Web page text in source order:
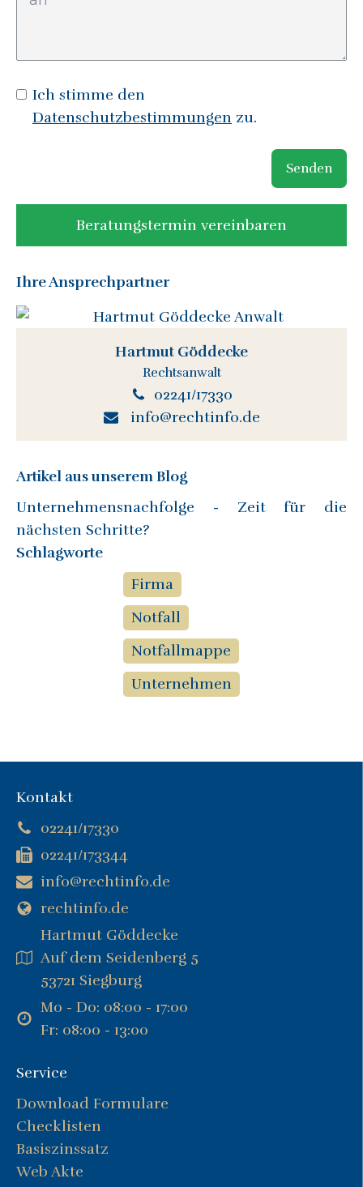
Ich stimme den
Datenschutzbestimmungen zu.
Senden
Beratungstermin vereinbaren
Ihre Ansprechpartner
Hartmut Göddecke
Rechtsanwalt
02241/17330
info@rechtinfo.de
Artikel aus unserem Blog
Unternehmensnachfolge - Zeit für die
nächsten Schritte?
Schlagworte
Firma
Notfall
Notfallmappe
Unternehmen
Kontakt
02241/17330
02241/173344
info@rechtinfo.de
rechtinfo.de
Hartmut Göddecke
Auf dem Seidenberg 5
53721 Siegburg
Mo - Do: 08:00 - 17:00
Fr: 08:00 - 13:00
Service
Download Formulare
Checklisten
Basiszinssatz
Web Akte